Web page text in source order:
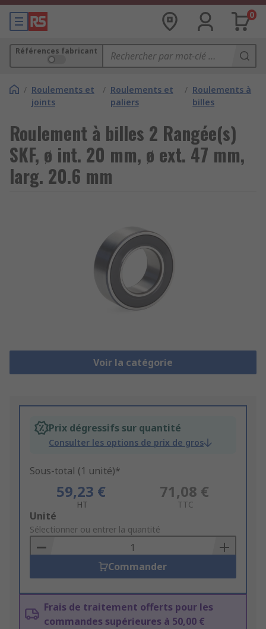
0
Références fabricant
/ Roulements et
joints
/ Roulements et
paliers
/ Roulements à
billes
Roulement à billes 2 Rangée(s)
SKF, ø int. 20 mm, ø ext. 47 mm,
larg. 20.6 mm
Voir la catégorie
Prix dégressifs sur quantité
Consulter les options de prix de gros
Sous-total (1 unité)*
59,23 €
HT
71,08 €
TTC
Add
to
Basket
Unité
Sélectionner ou entrer la quantité
Commander
Frais de traitement offerts pour les
commandes supérieures à 50,00 €